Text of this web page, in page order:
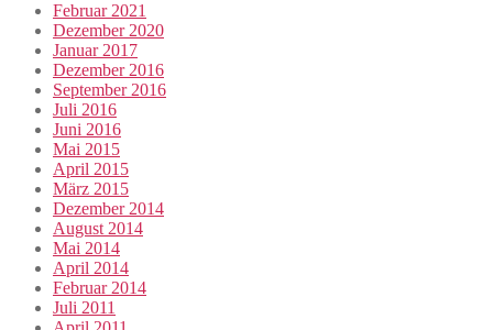
Februar 2021
Dezember 2020
Januar 2017
Dezember 2016
September 2016
Juli 2016
Juni 2016
Mai 2015
April 2015
März 2015
Dezember 2014
August 2014
Mai 2014
April 2014
Februar 2014
Juli 2011